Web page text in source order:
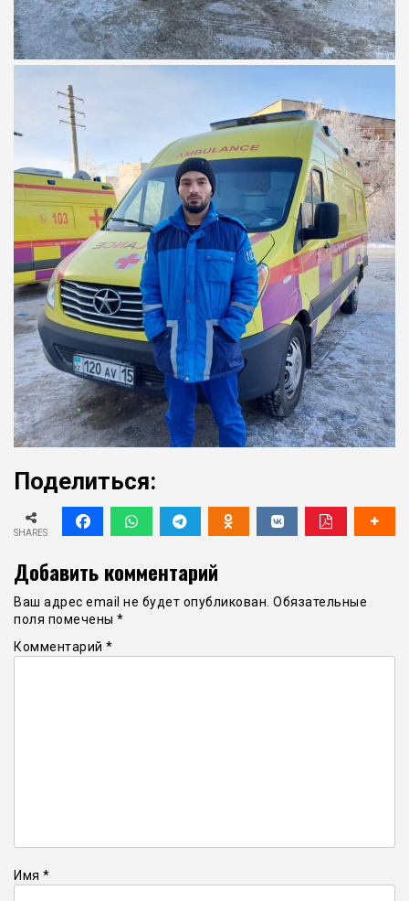
Поделиться:
SHARES
Добавить комментарий
Ваш адрес email не будет опубликован. Обязательные
поля помечены *
Комментарий *
Имя *